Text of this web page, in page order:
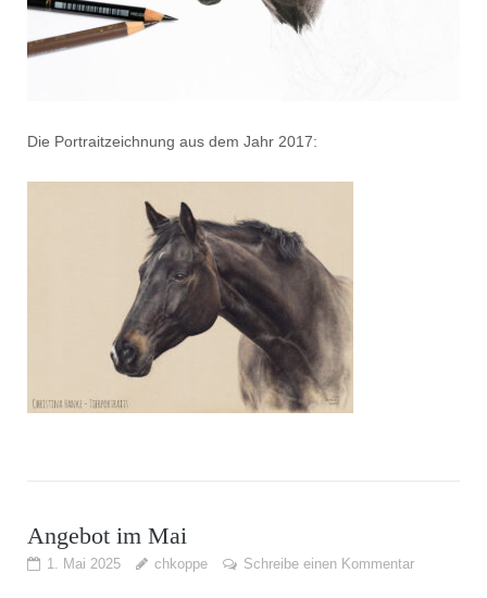
Die Portraitzeichnung aus dem Jahr 2017:
Angebot im Mai
1. Mai 2025 chkoppe Schreibe einen Kommentar